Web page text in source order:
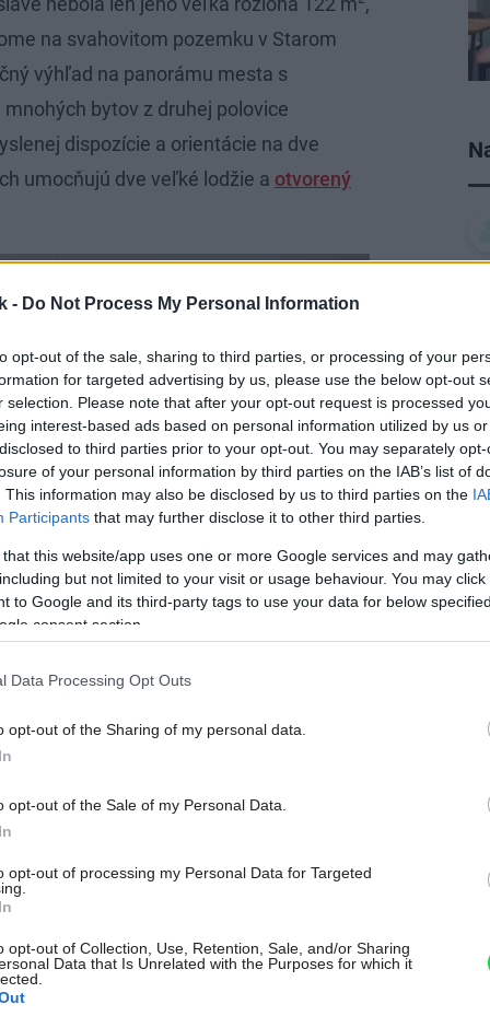
- Do Not Process My Personal Information
opt-out of the sale, sharing to third parties, or processing of your
for targeted advertising by us, please use the below opt-out
selection. Please note that after your opt-out request is processed
interest-based ads based on personal information utilized by us
to third parties prior to your opt-out. You may separately
of your personal information by third parties on the IAB’s list of
This information may also be disclosed by us to third parties on the
Participants that may further disclose it to other third parties.
this website/app uses one or more Google services and may
but not limited to your visit or usage behaviour. You may
to Google and its third-party tags to use your data for below
consent section.
Data Processing Opt Outs
opt-out of the Sharing of my personal data.
opt-out of the Sale of my Personal Data.
opt-out of processing my Personal Data for Targeted
opt-out of Collection, Use, Retention, Sale, and/or Sharing
Data that Is Unrelated with the Purposes for which it
na svahovitom pozemku v Starom
výhľad na panorámu mesta s
bytov z druhej polovice
dispozície a orientácie na dve
umocňujú dve veľké lodžie a otvorený
zásahom zachovali
bytu
projektu tak, aby zachovali pôvodné
bývania. Podarilo sa im zachovať
na ňu nadviazať. Práve preto zvolili